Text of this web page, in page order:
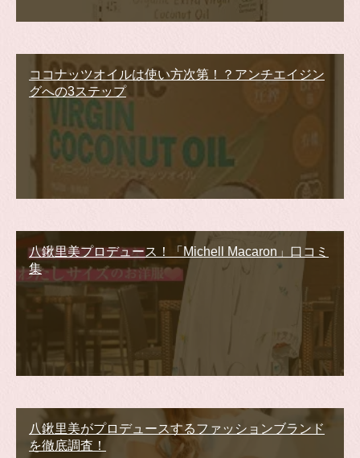
ココナッツオイルは使い方次第！？アンチエイジン
グへの3ステップ
八鍬里美プロデュース！「Michell Macaron」口コミ
集
八鍬里美がプロデュースするファッションブランド
を徹底調査！